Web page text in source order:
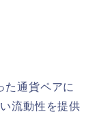
た通貨ペアに
流動性を提供